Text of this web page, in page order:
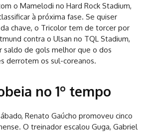
o Mamelodi no Hard Rock Stadium,
à próxima fase. Se quiser
chave, o Tricolor tem de torcer por
contra o Ulsan no TQL Stadium,
saldo de gols melhor que o dos
derrotem os sul-coreanos.
no 1º tempo
Renato Gaúcho promoveu cinco
O treinador escalou Guga, Gabriel